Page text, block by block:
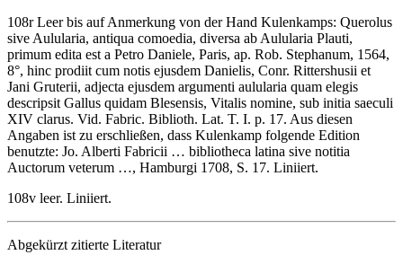
108r Leer bis auf Anmerkung von der Hand Kulenkamps: Querolus
sive Aulularia, antiqua comoedia, diversa ab Aulularia Plauti,
primum edita est a Petro Daniele, Paris, ap. Rob. Stephanum, 1564,
8°, hinc prodiit cum notis ejusdem Danielis, Conr. Rittershusii et
Jani Gruterii, adjecta ejusdem argumenti aulularia quam elegis
descripsit Gallus quidam Blesensis, Vitalis nomine, sub initia saeculi
XIV clarus. Vid. Fabric. Biblioth. Lat. T. I. p. 17. Aus diesen
Angaben ist zu erschließen, dass Kulenkamp folgende Edition
benutzte: Jo. Alberti Fabricii … bibliotheca latina sive notitia
Auctorum veterum …, Hamburgi 1708, S. 17. Liniiert.
108v leer. Liniiert.
Abgekürzt zitierte Literatur